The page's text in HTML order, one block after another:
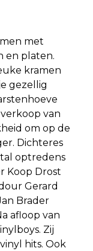
met
en platen.
kramen
gezellig
van
om op de
Dichteres
optredens
Koop Drost
Gerard
Brader
afloop van
Zij
hits. Ook